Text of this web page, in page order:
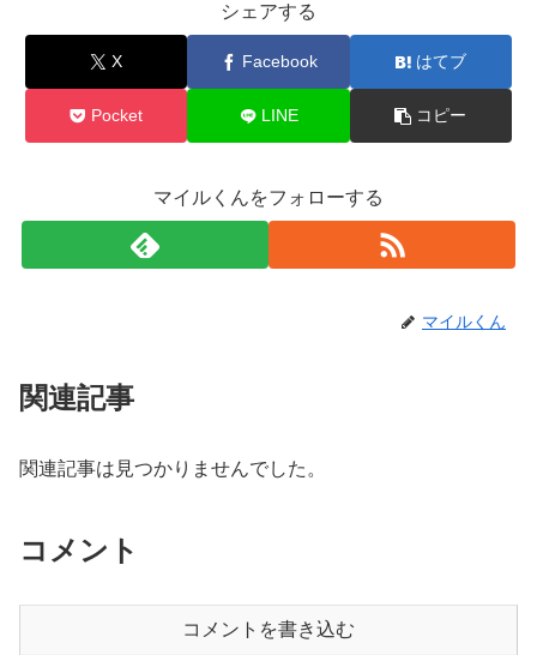
シェアする
X Facebook はてブ
Pocket LINE コピー
マイルくんをフォローする
マイルくん
関連記事
関連記事は見つかりませんでした。
コメント
コメントを書き込む